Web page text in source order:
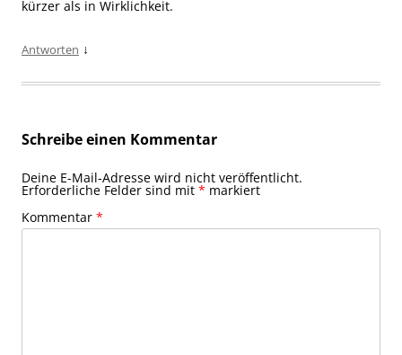
kürzer als in Wirklichkeit.
Antworten ↓
Schreibe einen Kommentar
Deine E-Mail-Adresse wird nicht veröffentlicht.
Erforderliche Felder sind mit * markiert
Kommentar *